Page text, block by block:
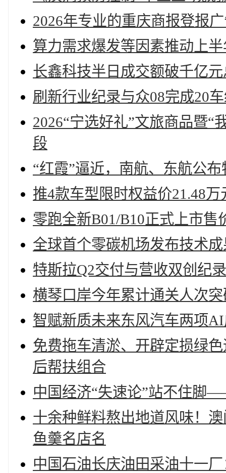
2026年专业的重庆商报登报
算力需求爆发等因素推动上
长鑫科技半日成交额破千亿
刷新行业纪录与众08完成20
2026“宁选好礼”文旅商品暨“
段
“红霞”逼近，南航、东航公
推4款车型限时权益价21.48
零跑全新B01/B10正式上市售
全球首个零碳机场发布技术
特斯拉Q2交付与营收双创纪
横琴口岸今年累计通关人次突
智赋新质未来东风汽车两项
免费拖车清淤、开辟定损绿
后帮扶组合
中国经济“失速论”站不住脚
十余种鲜料熬出地道风味！
鱼羹名店名
中国石油长庆油田采油十一